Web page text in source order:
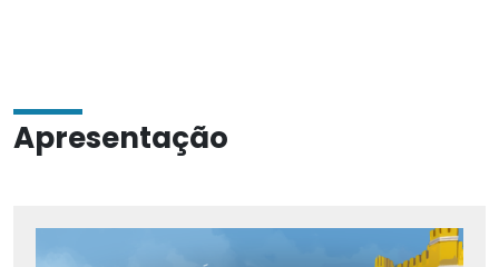
Apresentação